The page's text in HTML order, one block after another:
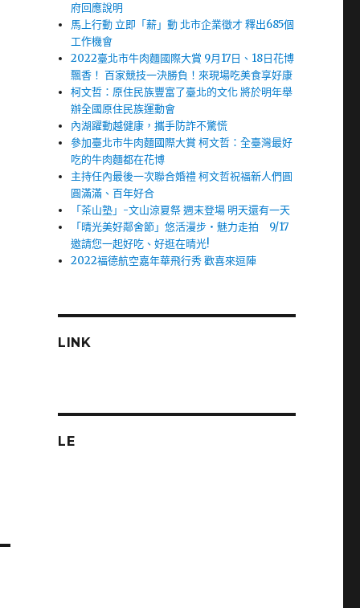
府回應說明
馬上行動 立即「薪」動 北市企業徵才 釋出685個
工作機會
2022臺北市牛肉麵國際大賞 9月17日、18日花博
飄香！ 百家競技一決勝負！來現場吃美食享好康
柯文哲：原住民族豐富了臺北的文化 將於明年舉
辦全國原住民族運動會
內湖躍動越健康，攜手防詐不驚慌
參加臺北市牛肉麵國際大賞 柯文哲：全臺灣最好
吃的牛肉麵都在花博
主持任內最後一次聯合婚禮 柯文哲祝福新人們圓
圓滿滿、百年好合
「茶山塾」-文山涼夏祭 週末登場 明天還有一天
「晴光美好鄰舍節」悠活漫步‧魅力走拍 9/17
邀請您一起好吃、好逛在晴光!
2022福德航空嘉年華飛行秀 歡喜來逗陣
LINK
LE